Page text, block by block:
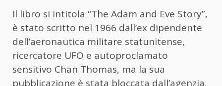
Il libro si intitola “The Adam and Eve Story”,
è stato scritto nel 1966 dall’ex dipendente
dell’aeronautica militare statunitense,
ricercatore UFO e autoproclamato
sensitivo Chan Thomas, ma la sua
pubblicazione è stata bloccata dall’agenzia.